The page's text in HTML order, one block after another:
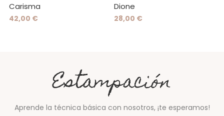
Carisma
42,00 €
Dione
28,00 €
Estampación
Aprende la técnica básica con nosotros, ¡te esperamos!